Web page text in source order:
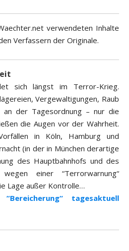
verwendeten Inhalte
Verfassern der Originale.
sich längst im Terror-Krieg.
Vergewaltigungen, Raub
der Tagesordnung – nur die
die Augen vor der Wahrheit.
in Köln, Hamburg und
(in der in München derartige
des Hauptbahnhofs und des
einer “Terrorwarnung“
Lage außer Kontrolle…
tagesaktuell